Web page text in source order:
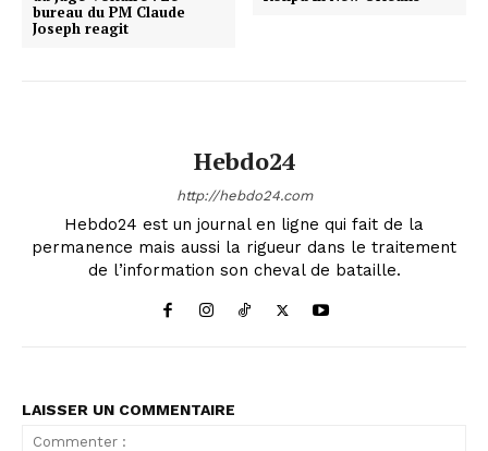
bureau du PM Claude
Joseph reagit
Hebdo24
http://hebdo24.com
Hebdo24 est un journal en ligne qui fait de la
permanence mais aussi la rigueur dans le traitement
de l’information son cheval de bataille.
LAISSER UN COMMENTAIRE